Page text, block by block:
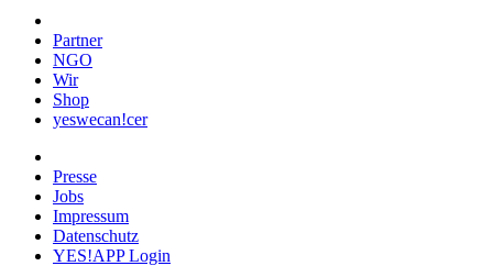
Partner
NGO
Wir
Shop
yeswecan!cer
Presse
Jobs
Impressum
Datenschutz
YES!APP Login